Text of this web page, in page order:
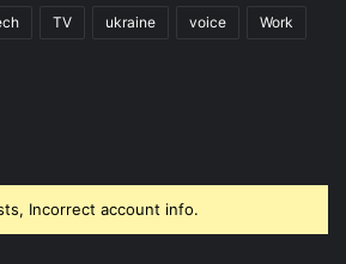
TV ukraine voice Work
Incorrect account info.